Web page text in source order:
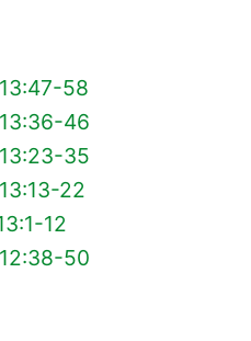
58
46
35
22
12
50